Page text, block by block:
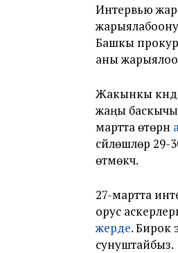
Интервью
жарыялабоону
Башкы
аны
Жакынкы
жаңы баскычы
мартта өтөрүн
сүйлөшүүлөр
өтмөкчү.
27-мартта
орус
жерде. Бирок
сунуштайбыз.